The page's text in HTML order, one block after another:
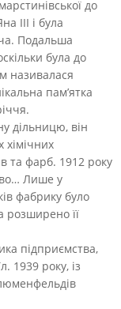
до
ІІІ і була
Подальша
була до
називалася
пам’ятка
дільницю, він
та фарб. 1912 року
Лише у
фабрику було
розширено її
підприємства,
1939 року, із